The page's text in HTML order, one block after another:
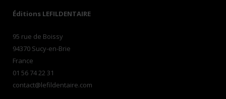
Éditions LEFILDENTAIRE
95 rue de Boissy
94370 Sucy-en-Brie
France
01 56 74 22 31
contact@lefildentaire.com